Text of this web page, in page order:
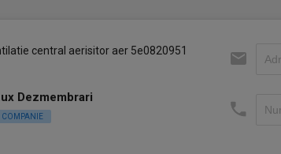
central aerisitor aer 5e0820951
Dezmembrari
COMPANIE